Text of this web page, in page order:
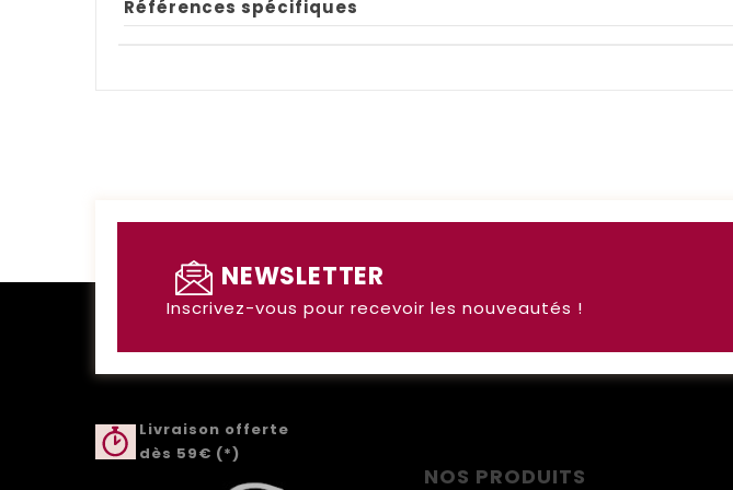
Références spécifiques
NEWSLETTER
Inscrivez-vous pour recevoir les nouveautés !
Livraison offerte
dès 59€ (*)
NOS PRODUITS